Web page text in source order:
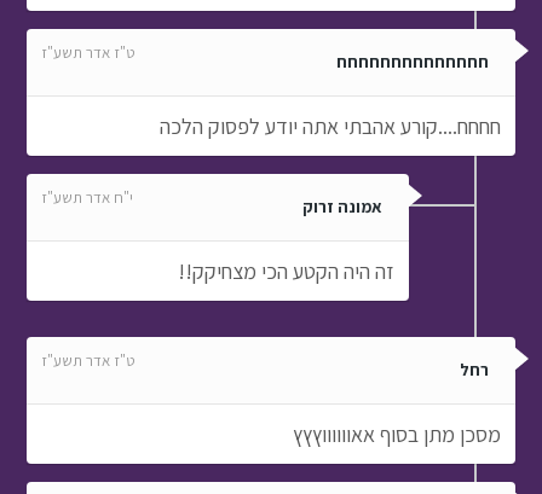
חחחחחחחחחחחחחח ט"ז אדר תשע"ז
חחחח....קורע אהבתי אתה יודע לפסוק הלכה
אמונה זרוק י"ח אדר תשע"ז
זה היה הקטע הכי מצחיקק!!
רחל ט"ז אדר תשע"ז
מסכן מתן בסוף אאווווווץץץ